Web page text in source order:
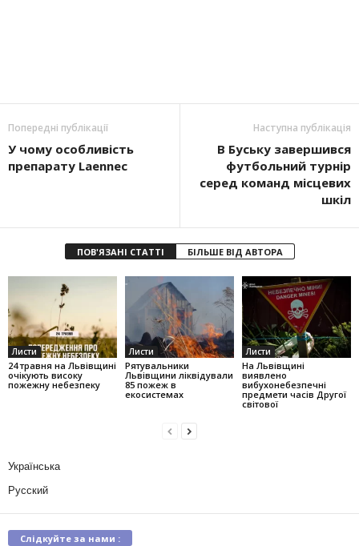
Попередні публікації
У чому особливість
препарату Laennec
Наступна публікація
В Буську завершився
футбольний турнір
серед команд місцевих
шкіл
ПОВ'ЯЗАНІ СТАТТІ БІЛЬШЕ ВІД АВТОРА
Листи
24 травня на Львівщині
очікують високу
пожежну небезпеку
Листи
Рятувальники
Львівщини ліквідували
85 пожеж в
екосистемах
Листи
На Львівщині
виявлено
вибухонебезпечні
предмети часів Другої
світової
Українська
Русский
Слідкуйте за нами :